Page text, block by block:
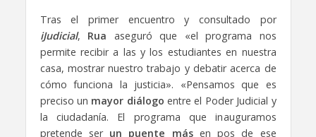
Tras el primer encuentro y consultado por
iJudicial, Rua aseguró que «el programa nos
permite recibir a las y los estudiantes en nuestra
casa, mostrar nuestro trabajo y debatir acerca de
cómo funciona la justicia». «Pensamos que es
preciso un mayor diálogo entre el Poder Judicial y
la ciudadanía. El programa que inauguramos
pretende ser un puente másen pos de ese